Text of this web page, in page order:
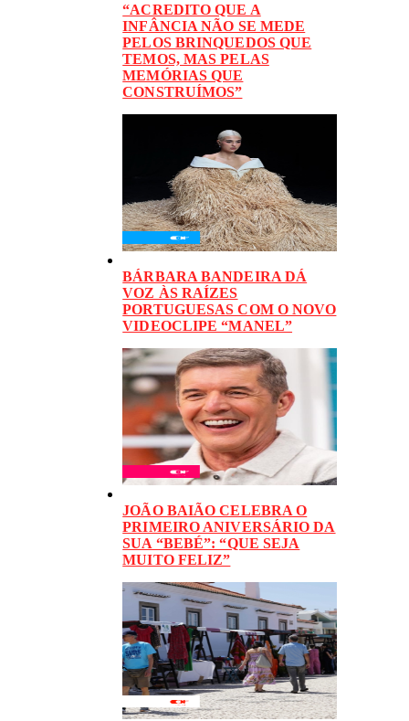
“ACREDITO QUE A
INFÂNCIA NÃO SE MEDE
PELOS BRINQUEDOS QUE
TEMOS, MAS PELAS
MEMÓRIAS QUE
CONSTRUÍMOS”
BÁRBARA BANDEIRA DÁ
VOZ ÀS RAÍZES
PORTUGUESAS COM O NOVO
VIDEOCLIPE “MANEL”
JOÃO BAIÃO CELEBRA O
PRIMEIRO ANIVERSÁRIO DA
SUA “BEBÉ”: “QUE SEJA
MUITO FELIZ”